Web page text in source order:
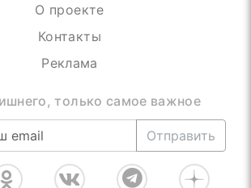
О проекте
Контакты
Реклама
только самое важное
Отправить